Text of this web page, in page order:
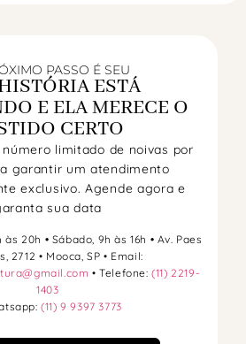
PASSO É SEU
ESTÁ
E ELA MERECE O
CERTO
número limitado de noivas por
garantir um atendimento
exclusivo. Agende agora e
sua data
às 20h • Sábado, 9h às 16h • Av. Paes
2712 • Mooca, SP • Email:
• Telefone:(11) 2219-
1403
(11) 9 9397 3773